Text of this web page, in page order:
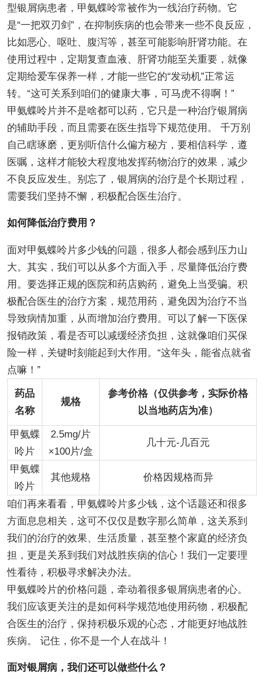
型银屑病患者，甲氨蝶呤常被作为一线治疗药物。它
是“一把双刃剑”，在抑制疾病的也会带来一些不良反应，
比如恶心、呕吐、腹泻等，甚至可能影响肝肾功能。在
使用过程中，定期复查血液、肝肾功能至关重要，就像
定期给爱车保养一样，才能一些它的“发动机”正常运
转。“这可关系到咱们的健康大事，可马虎不得啊！”
甲氨蝶呤片并不是啥都可以药，它只是一种治疗银屑病
的辅助手段，而且需要在医生指导下规范使用。 千万别
自己瞎琢磨，更别听信什么偏方秘方，要相信科学，遵
医嘱，这样才能较大程度地发挥药物治疗的效果，减少
不良反应发生。别忘了，银屑病的治疗是个长期过程，
需要我们坚持不懈，积极配合医生治疗。
如何降低治疗费用？
面对甲氨蝶呤片多少钱的问题，很多人都会感到压力山
大。其实，我们可以从多个方面入手，尽量降低治疗费
用。要选择正规的医院和药店购药，避免上当受骗。积
极配合医生的治疗方案，规范用药，避免因为治疗不当
导致病情加重，从而增加治疗费用。可以了解一下医保
报销政策，看是否可以减缓经济负担，这就像咱们买保
险一样，关键时刻能起到大作用。“这年头，能省点就省
点嘛！”
药品
名称
规格
参考价格（仅供参考，实际价格
以当地药店为准）
甲氨蝶
呤片
2.5mg/片
×100片/盒
几十元-几百元
甲氨蝶
呤片
其他规格 价格因规格而异
咱们再来看看，甲氨蝶呤片多少钱，这个话题还和很多
方面息息相关，这可不仅仅是数字那么简单，这关系到
我们的治疗的效果、生活质量，甚至整个家庭的经济负
担，更是关系到我们对战胜疾病的信心！我们一定要理
性看待，积极寻求解决办法。
甲氨蝶呤片的价格问题，牵动着很多银屑病患者的心。
我们应该更关注的是如何科学规范地使用药物，积极配
合医生的治疗，保持积极乐观的心态，才能更好地战胜
疾病。 记住，你不是一个人在战斗！
面对银屑病，我们还可以做些什么？